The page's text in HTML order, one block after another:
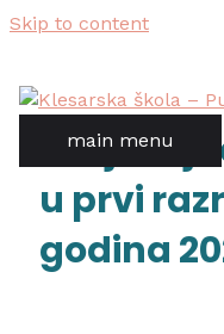
Skip to content
main menu
natječaj
u prvi
godina